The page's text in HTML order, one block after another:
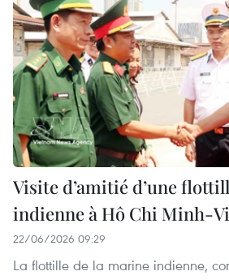
Visite d’amitié d’une
indienne à Hô Chi Minh-
22/06/2026 09:29
La flottille de la marine indienne,